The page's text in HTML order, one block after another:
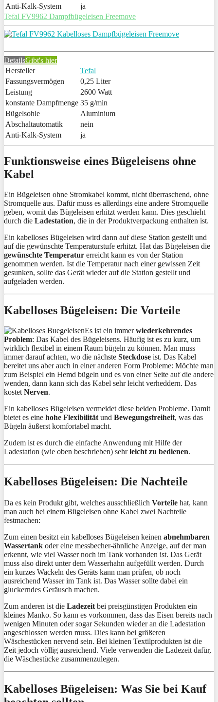
Anti-Kalk-System
ja
Tefal FV9962 Dampfbügeleisen Freemove
DetailsGibt's hier
Hersteller
Tefal
Fassungsvermögen
0,25 Liter
Leistung
2600 Watt
konstante Dampfmenge 35 g/min
Bügelsohle
Aluminium
Abschaltautomatik
nein
Anti-Kalk-System
ja
Funktionsweise eines Bügeleisens ohne
Kabel
Ein Bügeleisen ohne Stromkabel kommt, nicht überraschend, ohne
Stromquelle aus. Dafür muss es allerdings eine andere Stromquelle
geben, womit das Bügeleisen erhitzt werden kann. Dies geschieht
durch die Ladestation, die in der Produktverpackung enthalten ist.
Ein kabelloses Bügeleisen wird dann auf diese Station gestellt und
auf die gewünschte Temperaturstufe erhitzt. Hat das Bügeleisen die
gewünschte Temperatur erreicht kann es von der Station
genommen werden. Ist die Temperatur nach einer gewissen Zeit
gesunken, sollte das Gerät wieder auf die Station gestellt und
aufgeladen werden.
Kabelloses Bügeleisen: Die Vorteile
Es ist ein immerwiederkehrendes
Problem: Das Kabel des Bügeleisens. Häufig ist es zu kurz, um
wirklich flexibel in einem Raum bügeln zu können. Man muss
immer darauf achten, wo die nächste Steckdose ist. Das Kabel
bereitet uns aber auch in einer anderen Form Probleme: Möchte man
zum Beispiel ein Hemd bügeln und es von einer Seite auf die andere
wenden, dann kann sich das Kabel sehr leicht verheddern. Das
kostet Nerven.
Ein kabelloses Bügeleisen vermeidet diese beiden Probleme. Damit
bietet es eine hohe Flexibilität und Bewegungsfreiheit, was das
Bügeln äußerst komfortabel macht.
Zudem ist es durch die einfache Anwendung mit Hilfe der
Ladestation (wie oben beschrieben) sehrleicht zu bedienen.
Kabelloses Bügeleisen: Die Nachteile
Da es kein Produkt gibt, welches ausschließlich Vorteile hat, kann
man auch bei einem Bügeleisen ohne Kabel zwei Nachteile
festmachen:
Zum einen besitzt ein kabelloses Bügeleisen keinen abnehmbaren
Wassertank oder eine messbecher-ähnliche Anzeige, auf der man
erkennt, wie viel Wasser noch im Tank vorhanden ist. Das Gerät
muss also direkt unter dem Wasserhahn aufgefüllt werden. Durch
ein kurzes Wackeln des Geräts kann man prüfen, ob noch
ausreichend Wasser im Tank ist. Das Wasser sollte dabei ein
gluckerndes Geräusch machen.
Zum anderen ist die Ladezeit bei preisgünstigen Produkten ein
kleines Manko. So kann es vorkommen, dass das Eisen bereits nach
wenigen Minuten oder sogar Sekunden wieder an die Ladestation
angeschlossen werden muss. Dies kann bei größeren
Wäschestücken nervend sein. Bei kleinen Textilprodukten ist die
Zeit jedoch völlig ausreichend. Viele verwenden die Ladezeit dafür,
die Wäschestücke zusammenzulegen.
Kabelloses Bügeleisen: Was Sie bei Kauf